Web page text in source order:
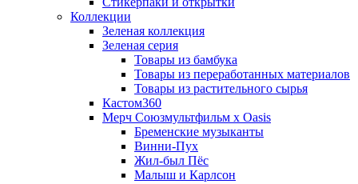
Коллекции
Зеленая коллекция
Зеленая серия
Товары из бамбука
Товары из переработанных материалов
Товары из растительного сырья
Кастом360
Мерч Союзмультфильм х Oasis
Бременские музыканты
Винни-Пух
Жил-был Пёс
Малыш и Карлсон